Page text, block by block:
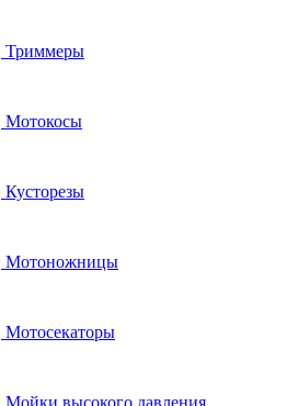
Триммеры
Мотокосы
Кусторезы
Мотоножницы
Мотосекаторы
Мойки высокого давления